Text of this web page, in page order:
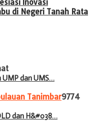
Inovasi
di Negeri Tanah Rata
UMP dan UMS…
Tanimbar9774
dan H&#038…